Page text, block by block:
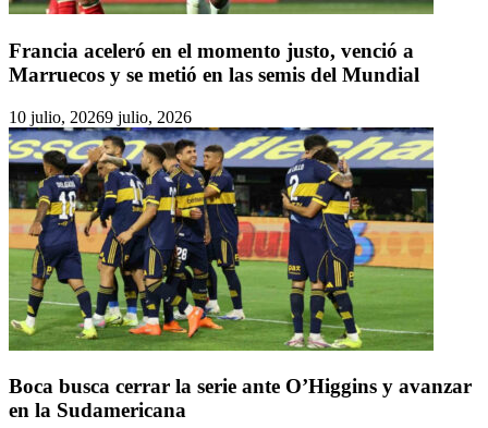
Francia aceleró en el momento justo, venció a
Marruecos y se metió en las semis del Mundial
10 julio, 20269 julio, 2026
Boca busca cerrar la serie ante O’Higgins y avanzar
en la Sudamericana